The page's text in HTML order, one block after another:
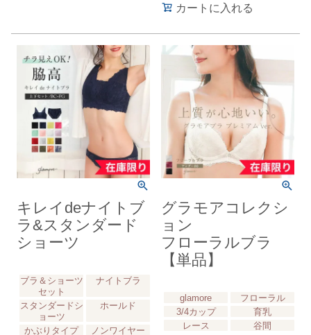
カートに入れる
キレイdeナイトブ
ラ&スタンダード
ショーツ
ブラ＆ショーツ
セット
ナイトブラ
スタンダードシ
ョーツ
ホールド
かぶりタイプ ノンワイヤー
グラモアコレクシ
ョン
フローラルブラ
【単品】
glamore
フローラル
3/4カップ
育乳
レース
谷間